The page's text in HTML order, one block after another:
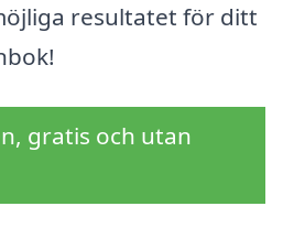
resultatet för ditt
gratis och utan